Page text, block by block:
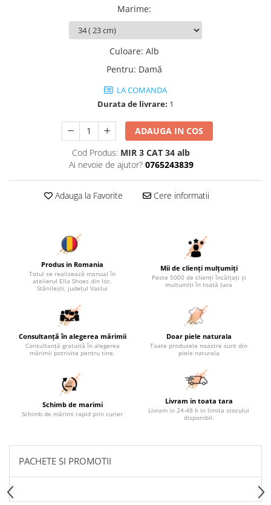
Marime:
Culoare: Alb
Pentru: Damă
LA COMANDA
Durata de livrare: 1
ADAUGA IN COS
Cod Produs: MIR 3 CAT 34 alb
Ai nevoie de ajutor? 0765243839
Adauga la Favorite Cere informatii
Produs in Romania
Totul se realizează manual în
atelierul Ella Shoes din loc.
Stănilești, județul Vaslui
Mii de clienți mulțumiți
Peste 5000 de clienți încălțați și
mulțumiți în toată țara
Consultanță în alegerea mărimii
Consultanță gratuită în alegerea
mărimii potrivite pentru tine.
Doar piele naturala
Toate produsele noastre sunt din
piele naturala
Schimb de marimi
Schimb de mărimi rapid prin curier
Livram in toata tara
Livram in 24-48 h in limita stocului
disponibil.
PACHETE SI PROMOTII